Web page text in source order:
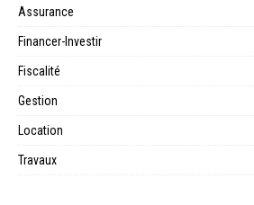
Assurance
Financer-Investir
Fiscalité
Gestion
Location
Travaux